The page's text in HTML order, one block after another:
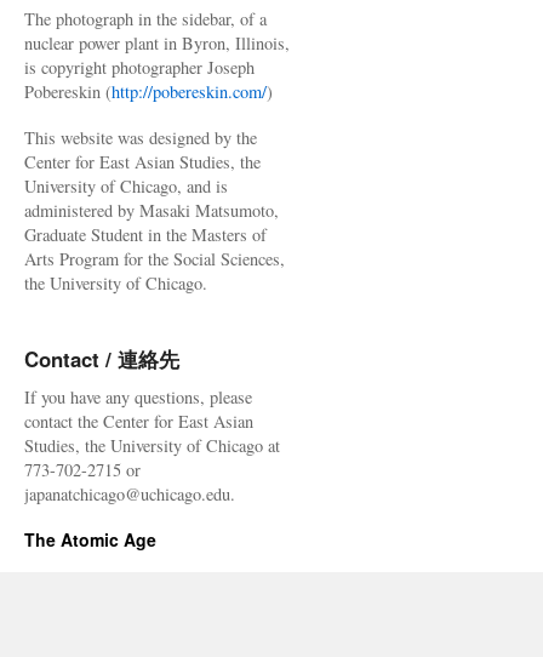
The photograph in the sidebar, of a
nuclear power plant in Byron, Illinois,
is copyright photographer Joseph
Pobereskin (http://pobereskin.com/)
This website was designed by the
Center for East Asian Studies, the
University of Chicago, and is
administered by Masaki Matsumoto,
Graduate Student in the Masters of
Arts Program for the Social Sciences,
the University of Chicago.
Contact / 連絡先
If you have any questions, please
contact the Center for East Asian
Studies, the University of Chicago at
773-702-2715 or
japanatchicago@uchicago.edu.
The Atomic Age